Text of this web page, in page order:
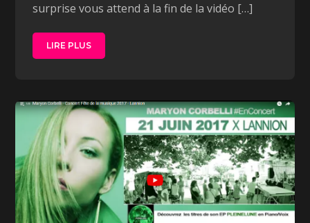
surprise vous attend à la fin de la vidéo […]
LIRE PLUS